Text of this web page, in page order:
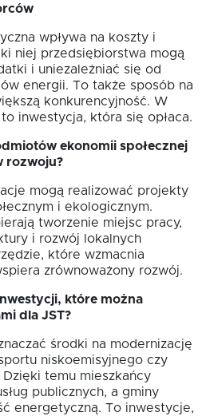
wpływa na koszty i
niej przedsiębiorstwa mogą
i uniezależniać się od
energii. To także sposób na
konkurencyjność. W
inwestycja, która się opłaca.
ekonomii społecznej
rozwoju?
mogą realizować projekty
i ekologicznym.
tworzenie miejsc pracy,
i rozwój lokalnych
które wzmacnia
zrównoważony rozwój.
które można
dla JST?
środki na modernizację
niskoemisyjnego czy
Dzięki temu mieszkańcy
publicznych, a gminy
energetyczną. To inwestycje,